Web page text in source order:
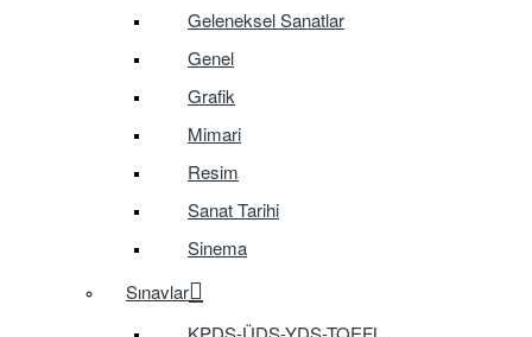
Geleneksel Sanatlar
Genel
Grafik
Mimari
Resim
Sanat Tarihi
Sinema
Sınavlar